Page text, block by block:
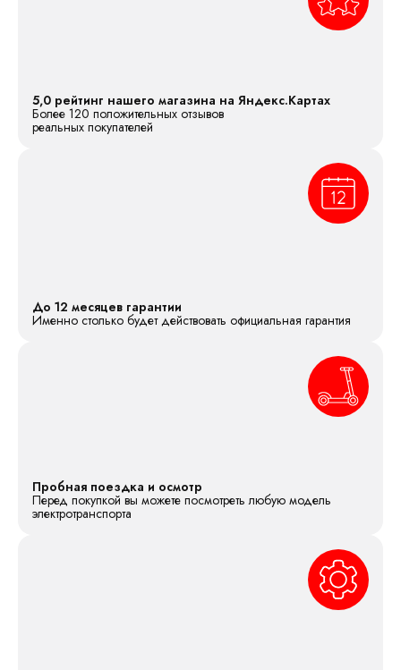
5,0 рейтинг нашего магазина на Яндекс.Картах
Более 120 положительных отзывов
реальных покупателей
До 12 месяцев гарантии
Именно столько будет действовать официальная гарантия
Пробная поездка и осмотр
Перед покупкой вы можете посмотреть любую модель
электротранспорта